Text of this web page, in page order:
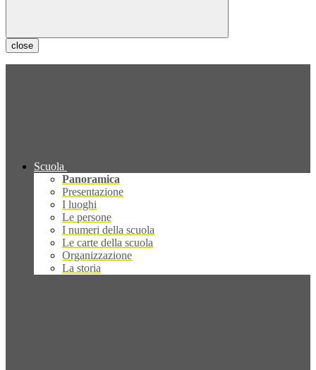
close
Scuola
Panoramica
Presentazione
I luoghi
Le persone
I numeri della scuola
Le carte della scuola
Organizzazione
La storia